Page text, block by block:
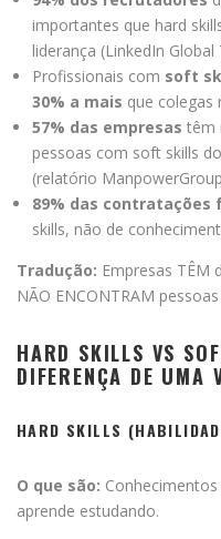
importantes que hard
liderança (LinkedIn
Profissionais com soft
30% a mais que colegas
57% das empresas têm
pessoas com soft skills
(relatório
89% das contratações
skills, não de
Tradução: Empresas TÊM
NÃO ENCONTRAM
HARD SKILLS VS
DIFERENÇA DE UMA
HARD SKILLS
O que são:
aprende estudando.